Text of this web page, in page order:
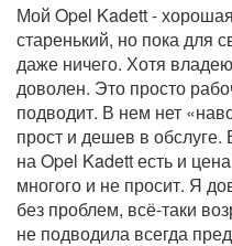
Мой Opel Kadett -
старенький, но пока для
даже ничего. Хотя
доволен. Это просто
подводит. В нем нет
прост и дешев в обслуге.
на Opel Kadett есть и
многого и не просит. Я
без проблем, всё-таки
не подводила всегда